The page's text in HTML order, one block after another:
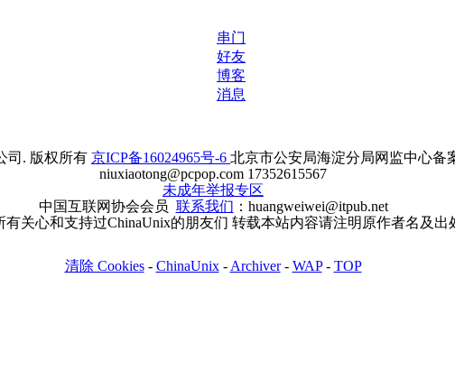
串门
好友
博客
消息
司. 版权所有 京ICP备16024965号-6 北京市公安局海淀分局网监中心备
niuxiaotong@pcpop.com 17352615567
未成年举报专区
中国互联网协会会员 联系我们 ：huangweiwei@itpub.net
有关心和支持过ChinaUnix的朋友们 转载本站内容请注明原作者名及出
清除 Cookies- ChinaUnix- Archiver- WAP- TOP